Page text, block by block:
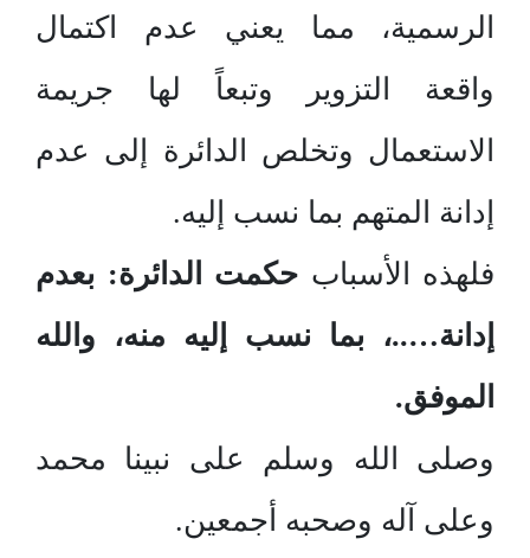
الرسمية، مما يعني عدم اكتمال
واقعة التزوير وتبعاً لها جريمة
الاستعمال وتخلص الدائرة إلى عدم
إدانة المتهم بما نسب إليه.
فلهذه الأسباب حكمت الدائرة: بعدم
إدانة…..، بما نسب إليه منه، والله
الموفق.
وصلى الله وسلم على نبينا محمد
وعلى آله وصحبه أجمعين.